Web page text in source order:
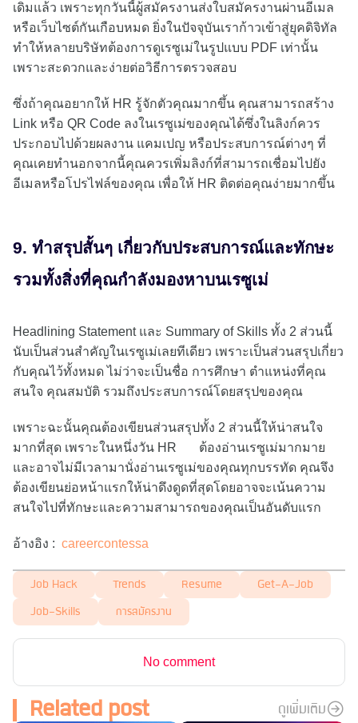
เดิมแล้ว เพราะทุกวันนี้ผู้สมัครงานส่งใบสมัครงานผ่านอีเมล
หรือเว็บไซต์กันเกือบหมด ยิ่งในปัจจุบันเราก้าวเข้าสู่ยุคดิจิทัล
ทำให้หลายบริษัทต้องการดูเรซูเม่ในรูปแบบ PDF เท่านั้น
เพราะสะดวกและง่ายต่อวิธีการตรวจสอบ
ซึ่งถ้าคุณอยากให้ HR รู้จักตัวคุณมากขึ้น คุณสามารถสร้าง
Link หรือ QR Code ลงในเรซูเม่ของคุณได้ซึ่งในลิงก์ควร
ประกอบไปด้วยผลงาน แคมเปญ หรือประสบการณ์ต่างๆ ที่
คุณเคยทำนอกจากนี้คุณควรเพิ่มลิงก์ที่สามารถเชื่อมไปยัง
อีเมลหรือโปรไฟล์ของคุณ เพื่อให้ HR ติดต่อคุณง่ายมากขึ้น
9. ทำสรุปสั้นๆ เกี่ยวกับประสบการณ์และทักษะ
รวมทั้งสิ่งที่คุณกำลังมองหาบนเรซูเม่
Headlining Statement และ Summary of Skills ทั้ง 2 ส่วนนี้
นับเป็นส่วนสำคัญในเรซูเม่เลยทีเดียว เพราะเป็นส่วนสรุปเกี่ยว
กับคุณไว้ทั้งหมด ไม่ว่าจะเป็นชื่อ การศึกษา ตำแหน่งที่คุณ
สนใจ คุณสมบัติ รวมถึงประสบการณ์โดยสรุปของคุณ
เพราะฉะนั้นคุณต้องเขียนส่วนสรุปทั้ง 2 ส่วนนี้ให้น่าสนใจ
มากที่สุด เพราะในหนึ่งวัน HR ต้องอ่านเรซูเม่มากมาย
และอาจไม่มีเวลามานั่งอ่านเรซูเม่ของคุณทุกบรรทัด คุณจึง
ต้องเขียนย่อหน้าแรกให้น่าดึงดูดที่สุดโดยอาจจะเน้นความ
สนใจไปที่ทักษะและความสามารถของคุณเป็นอันดับแรก
อ้างอิง : careercontessa
Job Hack Trends Resume Get-A-Job
Job-Skills การสมัครงาน
No comment
Related post ดูเพิ่มเติม